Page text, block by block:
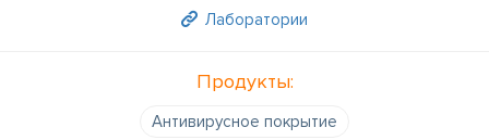
Лаборатории
Продукты:
Антивирусное покрытие